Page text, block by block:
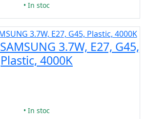
• In stoc
3.7W, E27, G45,
Plastic, 4000K
• In stoc